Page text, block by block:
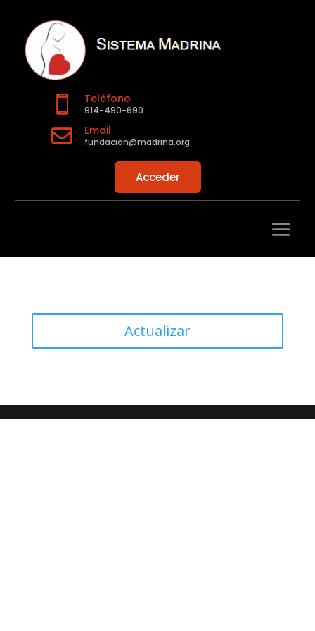
 Teléfono
914-490-690
 Email
fundacion@madrina.org
Acceder
Actualizar